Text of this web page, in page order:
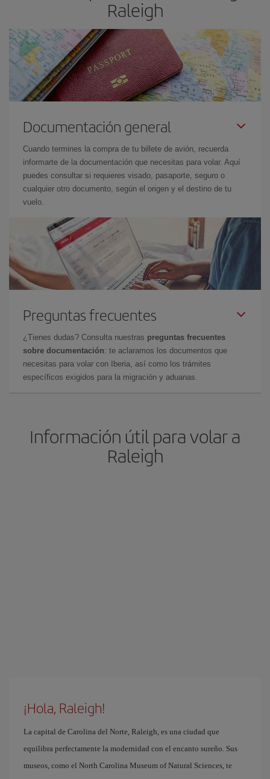
Raleigh
Documentación general
Cuando termines la compra de tu billete de avión, recuerda
informarte de la documentación que necesitas para volar. Aquí
puedes consultar si requieres visado, pasaporte, seguro o
cualquier otro documento, según el origen y el destino de tu
vuelo.
Preguntas frecuentes
¿Tienes dudas? Consulta nuestras preguntas frecuentes
sobre documentación: te aclaramos los documentos que
necesitas para volar con Iberia, así como los trámites
específicos exigidos para la migración y aduanas.
Información útil para volar a
Raleigh
¡Hola, Raleigh!
La capital de Carolina del Norte, Raleigh, es una ciudad que
equilibra perfectamente la modernidad con el encanto sureño. Sus
museos, como el North Carolina Museum of Natural Sciences, te